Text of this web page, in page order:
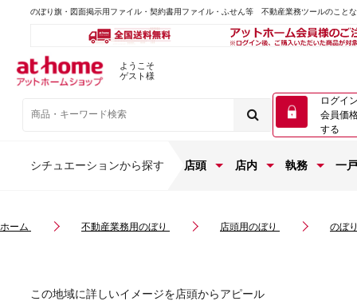
のぼり旗・図面掲示用ファイル・契約書用ファイル・ふせん等 不動産業務ツールのこと
ようこそ
ゲスト様
ログイ
会員価
する
シチュエーションから探す 店頭 店内 執務 一
ホーム 不動産業務用のぼり 店頭用のぼり のぼ
この地域に詳しいイメージを店頭からアピール